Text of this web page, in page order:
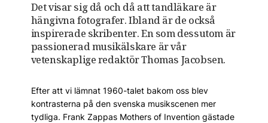
Det visar sig då och då att tandläkare är
hängivna fotografer. Ibland är de också
inspirerade skribenter. En som dessutom är
passionerad musikälskare är vår
vetenskaplige redaktör Thomas Jacobsen.
Efter att vi lämnat 1960-talet bakom oss blev
kontrasterna på den svenska musikscenen mer
tydliga. Frank Zappas Mothers of Invention gästade